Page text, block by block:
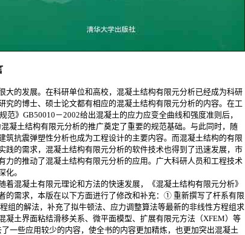
的发展。在科研单位和高校，混凝土结构有限元分析已经成为科研
的博士、硕士论文都有相应的混凝土结构有限元分析的内容。在工
》GB50010－2002给出混凝土的应力应变全曲线和强度准则后，
凝土结构有限元分析的推广奠定了重要的规范基础。与此同时，随
抗震弹塑性分析也成为工程设计的主要内容。而混凝土结构的有限
的需求，混凝土结构有限元分析的软件技术也得到了迅速发展，市
的推动了混凝土结构有限元分析的应用。广大科研人员和工程技术
化。
凝土有限元理论和方法的快速发展，《混凝土结构有限元分析》
的需求，本版在以下方面进行了修改和补充：① 重新撰写了杆系有限
的解法，补充了拟牛顿法、应力调整算法等最新的非线性方程组求
土界面粘结滑移关系、微平面模型、扩展有限元方法（XFEM）等
些应用较少的内容，使全书的内容更加精炼，也更加突出混凝土